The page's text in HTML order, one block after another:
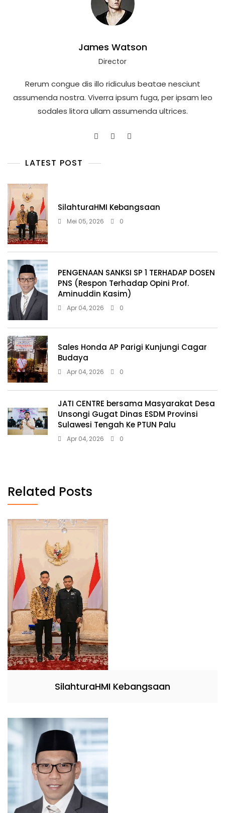
James Watson
Director
Rerum congue dis illo ridiculus beatae nesciunt
assumenda nostra. Viverra ipsum fuga, per ipsam leo
sodales litora ullam assumenda ultrices.
LATEST POST
SilahturaHMI Kebangsaan
Mei 05, 2026 0
PENGENAAN SANKSI SP 1 TERHADAP DOSEN
PNS (Respon Terhadap Opini Prof.
Aminuddin Kasim)
Apr 04, 2026 0
Sales Honda AP Parigi Kunjungi Cagar
Budaya
Apr 04, 2026 0
JATI CENTRE bersama Masyarakat Desa
Unsongi Gugat Dinas ESDM Provinsi
Sulawesi Tengah Ke PTUN Palu
Apr 04, 2026 0
Related Posts
SilahturaHMI Kebangsaan